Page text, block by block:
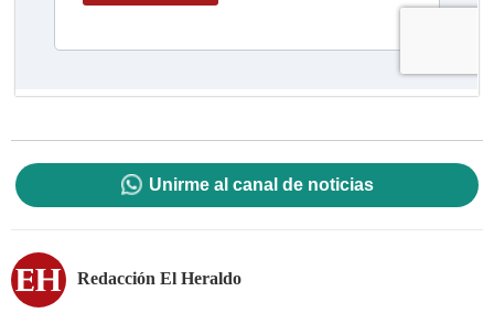
Unirme al canal de noticias
Redacción El Heraldo